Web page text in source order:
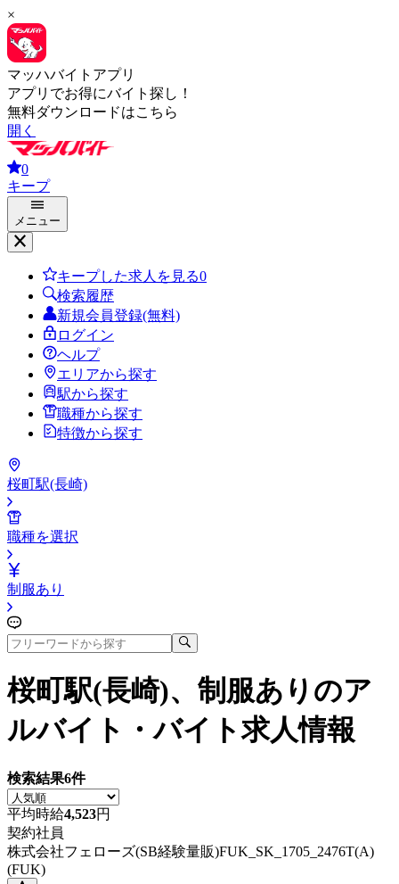
×
マッハバイトアプリ
アプリでお得にバイト探し！
無料ダウンロードはこちら
開く
0
キープ
メニュー
キープした求人を見る0
検索履歴
新規会員登録(無料)
ログイン
ヘルプ
エリアから探す
駅から探す
職種から探す
特徴から探す
桜町駅(長崎)
職種を選択
制服あり
桜町駅(長崎)、制服あり のア
ルバイト・バイト求人情報
検索結果6件
平均時給4,523円
契約社員
株式会社フェローズ(SB経験量販)FUK_SK_1705_2476T(A)
(FUK)